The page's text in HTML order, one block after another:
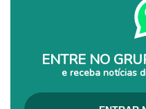
ENTRE NO
e receba notícias